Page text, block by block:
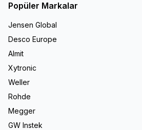
Popüler Markalar
Jensen Global
Desco Europe
Almit
Xytronic
Weller
Rohde
Megger
GW Instek